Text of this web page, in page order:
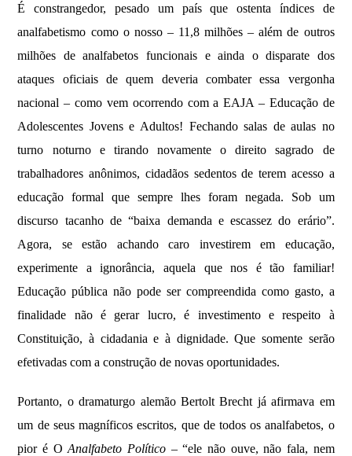
É constrangedor, pesado um país que ostenta índices de
analfabetismo como o nosso – 11,8 milhões – além de outros
milhões de analfabetos funcionais e ainda o disparate dos
ataques oficiais de quem deveria combater essa vergonha
nacional – como vem ocorrendo com a EAJA – Educação de
Adolescentes Jovens e Adultos! Fechando salas de aulas no
turno noturno e tirando novamente o direito sagrado de
trabalhadores anônimos, cidadãos sedentos de terem acesso a
educação formal que sempre lhes foram negada. Sob um
discurso tacanho de “baixa demanda e escassez do erário”.
Agora, se estão achando caro investirem em educação,
experimente a ignorância, aquela que nos é tão familiar!
Educação pública não pode ser compreendida como gasto, a
finalidade não é gerar lucro, é investimento e respeito à
Constituição, à cidadania e à dignidade. Que somente serão
efetivadas com a construção de novas oportunidades.
Portanto, o dramaturgo alemão Bertolt Brecht já afirmava em
um de seus magníficos escritos, que de todos os analfabetos, o
pior é OAnalfabeto Político – “ele não ouve, não fala, nem